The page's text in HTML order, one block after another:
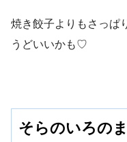
焼き餃子よりもさっぱ
うどいいかも♡
そらのいろの